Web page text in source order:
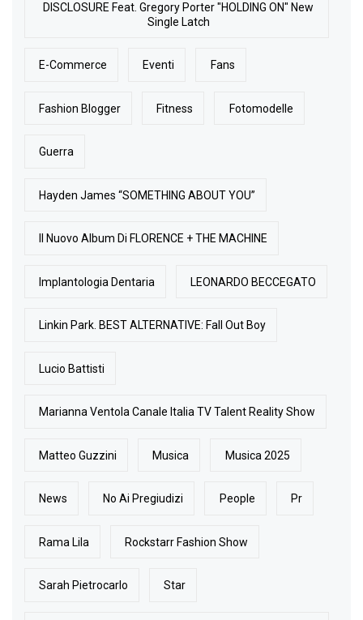
DISCLOSURE Feat. Gregory Porter "HOLDING ON" New
Single Latch
E-Commerce Eventi Fans
Fashion Blogger Fitness Fotomodelle
Guerra
Hayden James “SOMETHING ABOUT YOU”
Il Nuovo Album Di FLORENCE + THE MACHINE
Implantologia Dentaria LEONARDO BECCEGATO
Linkin Park. BEST ALTERNATIVE: Fall Out Boy
Lucio Battisti
Marianna Ventola Canale Italia TV Talent Reality Show
Matteo Guzzini Musica Musica 2025
News No Ai Pregiudizi People Pr
Rama Lila Rockstarr Fashion Show
Sarah Pietrocarlo Star